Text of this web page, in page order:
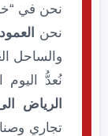
نحن في
نحن
والساحل
نُعدُّ اليوم
الرياض
تجاري